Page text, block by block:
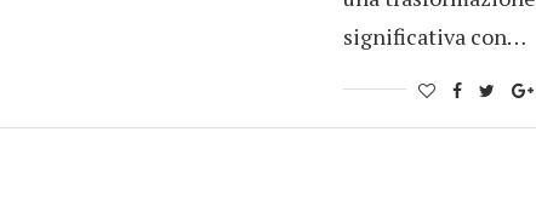
significativa con…